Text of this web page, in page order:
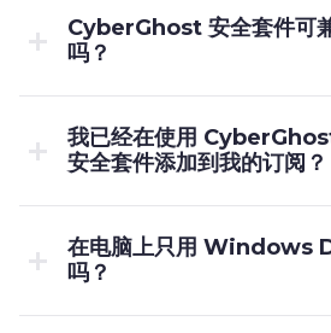
CyberGhost 安全套件可
吗？
我已经在使用
安全套件添加到我的订阅？
在电脑上只用 Windows
吗？